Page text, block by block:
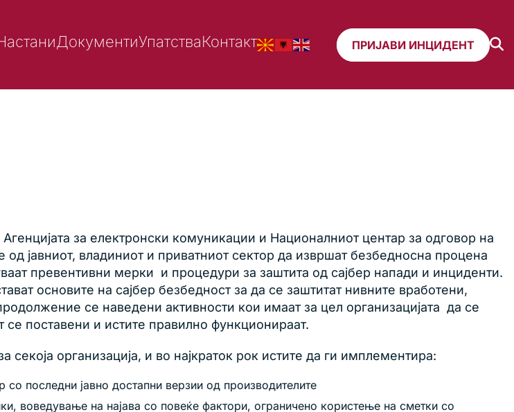
ДокументиУпатстваКонтакт ПРИЈАВИ ИНЦИДЕНТ
за електронски комуникации и Националниот центар за одговор на
јавниот, владиниот и приватниот сектор да извршат безбедносна процена
превентивни мерки и процедури за заштита од сајбер напади и инциденти.
основите на сајбер безбедност за да се заштитат нивните вработени,
се наведени активности кои имаат за цел организацијата да се
се поставени и истите правилно функционираат.
организација, и во најкраток рок истите да ги имплементира:
последни јавно достапни верзии од производителите
воведување на најава со повеќе фактори, ограничено користење на сметки со